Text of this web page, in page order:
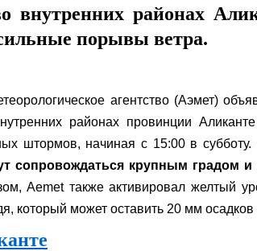
внутренних районах
порывы ветра.
агентство (Аэмет)
районах провинции
штормов, начиная с 15:00 в субботу.
сопровождаться крупным градом
Aemet также активировал желтый
который может оставить 20 мм осадков